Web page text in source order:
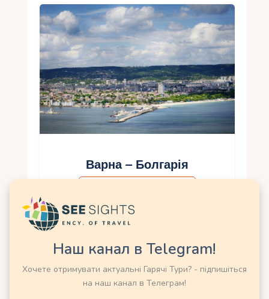
Варна – Болгарія
11.07.2024
Варна - місто, що вражає своєю
Болгарії, яка приваблює туристів з усього
скарбами. Варна відома не лише своїми
пляжами, де…
Наш канал в Telegram!
Хочете отримувати актуальні Гарячі Тури? - підпишіться
на наш канал в Телеграм!